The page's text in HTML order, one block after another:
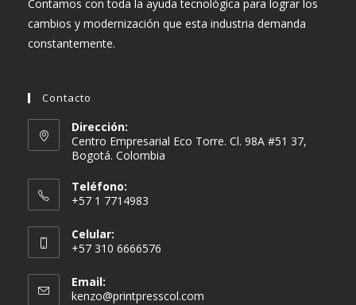
Contamos con toda la ayuda tecnológica para lograr los
cambios y modernización que esta industria demanda
constantemente.
Contacto
Dirección:
Centro Empresarial Eco Torre. Cl. 98A #51 37,
Bogotá. Colombia
Teléfono:
+57 1 7714983
Celular:
+57 310 6666576
Email:
kenzo@printpresscol.com